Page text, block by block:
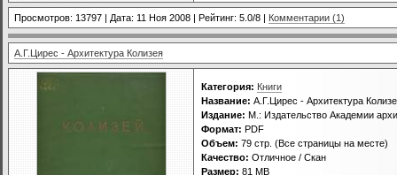
Просмотров: 13797 | Дата: 11 Ноя 2008 | Рейтинг: 5.0/8 | Комментарии (1)
А.Г.Цирес - Архитектура Колизея
Категория: Книги
Название: А.Г.Цирес - Архитектура
Издание: М.: Издательство Академии
Формат: PDF
Объем: 79 стр. (Все страницы на месте)
Качество: Отличное / Скан
Размер: 81 MB